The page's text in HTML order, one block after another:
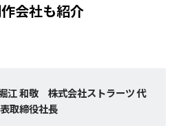
会社も紹介
江 和敬 株式会社ストラーツ 代
表取締役社長